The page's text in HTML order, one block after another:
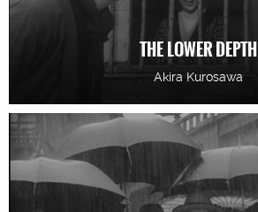
THE LOWER DEPTH
Akira Kurosawa